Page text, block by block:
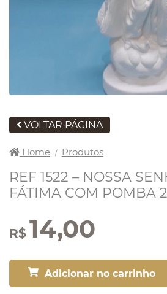
VOLTAR PÁGINA
Home / Produtos
REF 1522 – NOSSA
FÁTIMA COM POMBA
R$ 14,00
Adicionar no carrinho